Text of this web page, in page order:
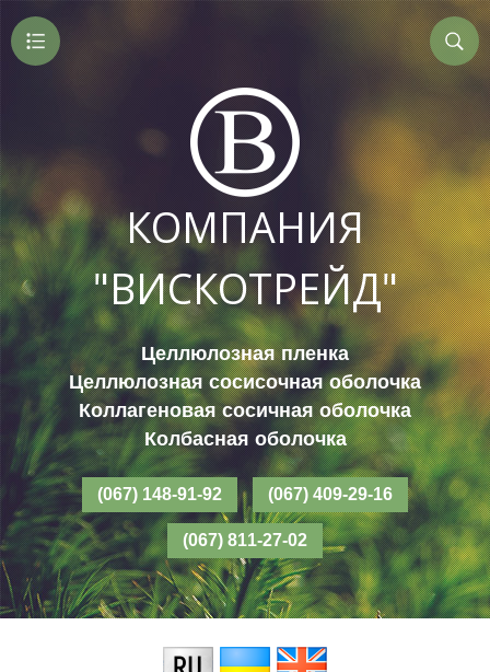
КОМПАНИЯ
"ВИСКОТРЕЙД"
Целлюлозная пленка
Целлюлозная сосисочная оболочка
Коллагеновая сосичная оболочка
Колбасная оболочка